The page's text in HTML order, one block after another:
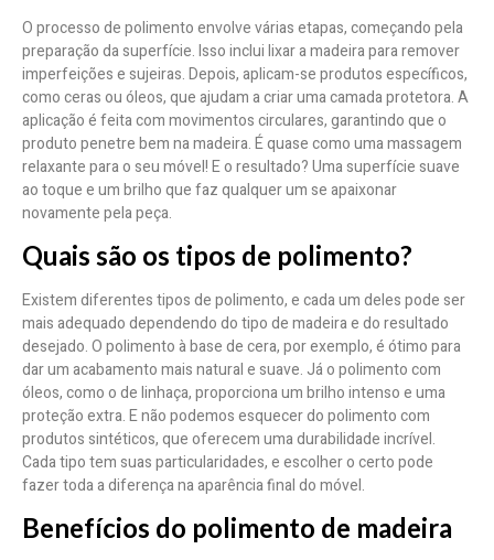
O processo de polimento envolve várias etapas, começando pela
preparação da superfície. Isso inclui lixar a madeira para remover
imperfeições e sujeiras. Depois, aplicam-se produtos específicos,
como ceras ou óleos, que ajudam a criar uma camada protetora. A
aplicação é feita com movimentos circulares, garantindo que o
produto penetre bem na madeira. É quase como uma massagem
relaxante para o seu móvel! E o resultado? Uma superfície suave
ao toque e um brilho que faz qualquer um se apaixonar
novamente pela peça.
Quais são os tipos de polimento?
Existem diferentes tipos de polimento, e cada um deles pode ser
mais adequado dependendo do tipo de madeira e do resultado
desejado. O polimento à base de cera, por exemplo, é ótimo para
dar um acabamento mais natural e suave. Já o polimento com
óleos, como o de linhaça, proporciona um brilho intenso e uma
proteção extra. E não podemos esquecer do polimento com
produtos sintéticos, que oferecem uma durabilidade incrível.
Cada tipo tem suas particularidades, e escolher o certo pode
fazer toda a diferença na aparência final do móvel.
Benefícios do polimento de madeira